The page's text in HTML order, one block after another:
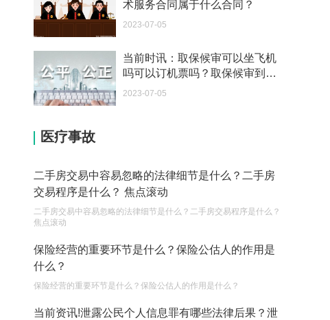
中介说商务签转工作签证合法吗 应该向哪个国家机
2023-05-04
你好 我需要申请去美国结婚的签证 过程是什么？
代理权的产生原因是什么？当我国没有外贸经营权
权利和责任是什么？
2023-05-04
单纯的遗产赠要缴税吗？
2023-05-05
遗产继承必须要公证吗？
2023-05-05
继承遗产的份额怎么分配？
2023-05-05
术服务合同属于什么合同？
2023-07-05
当前时讯：取保候审可以坐飞机
吗可以订机票吗？取保候审到期
能连续吗？
2023-07-05
医疗事故
二手房交易中容易忽略的法律细节是什么？二手房
交易程序是什么？ 焦点滚动
二手房交易中容易忽略的法律细节是什么？二手房交易程序是什么？
焦点滚动
保险经营的重要环节是什么？保险公估人的作用是
什么？
保险经营的重要环节是什么？保险公估人的作用是什么？
当前资讯!泄露公民个人信息罪有哪些法律后果？泄